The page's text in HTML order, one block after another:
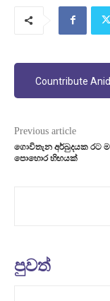
Countribute
Previous article
ගොවිතැන අර්බුදයක රට
පොහොර හිඟයක්
පුවත්